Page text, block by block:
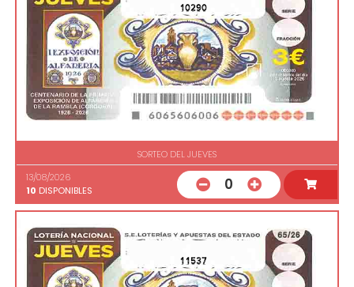
10290
SORTEO DEL JUEVES
13/08/2026
10 DISPONIBLES 0
11537